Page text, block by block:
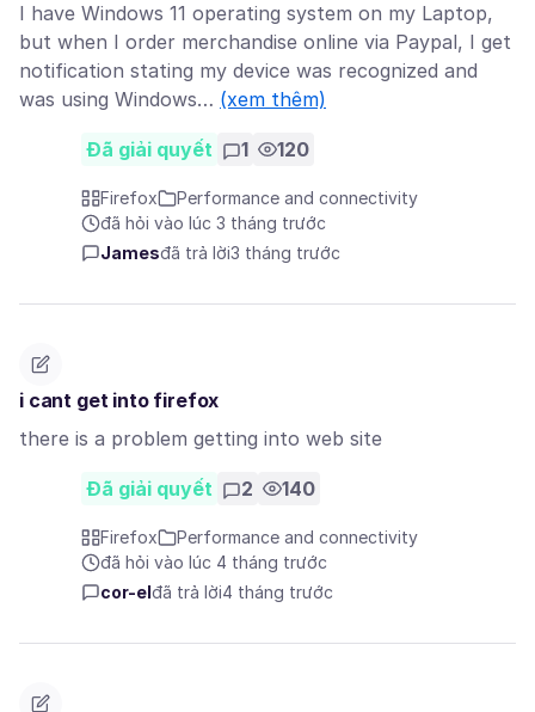
I have Windows 11 operating system on my Laptop,
but when I order merchandise online via Paypal, I get
notification stating my device was recognized and
was using Windows… (xem thêm)
Đã giải quyết 1 120
Firefox
Performance and connectivity
đã hỏi vào lúc 3 tháng trước
Jamesđã trả lời3 tháng trước
i cant get into firefox
there is a problem getting into web site
Đã giải quyết 2 140
Firefox
Performance and connectivity
đã hỏi vào lúc 4 tháng trước
cor-el đã trả lời4 tháng trước